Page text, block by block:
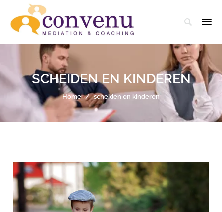
SCHEIDEN EN KINDEREN
Home / scheiden en kinderen